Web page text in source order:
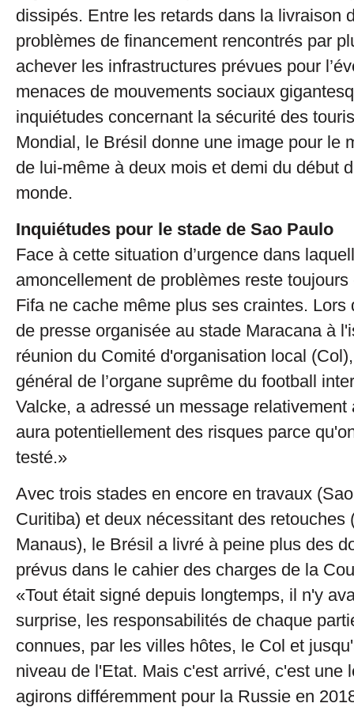
dissipés. Entre les retards dans la livraison
problèmes de financement rencontrés par
achever les infrastructures prévues pour
menaces de mouvements sociaux
inquiétudes concernant la sécurité des
Mondial, le Brésil donne une image pour le
de lui-même à deux mois et demi du début
monde.
Inquiétudes pour le stade de Sao Paulo
Face à cette situation d’urgence dans
amoncellement de problèmes reste
Fifa ne cache même plus ses craintes. Lors
de presse organisée au stade Maracana à
réunion du Comité d'organisation local
général de l’organe suprême du football
Valcke, a adressé un message relativement
aura potentiellement des risques parce
testé.»
Avec trois stades en encore en travaux
Curitiba) et deux nécessitant des retouches
Manaus), le Brésil a livré à peine plus des
prévus dans le cahier des charges de la
«Tout était signé depuis longtemps, il n'y
surprise, les responsabilités de chaque
connues, par les villes hôtes, le Col et
niveau de l'Etat. Mais c'est arrivé, c'est une
agirons différemment pour la Russie en